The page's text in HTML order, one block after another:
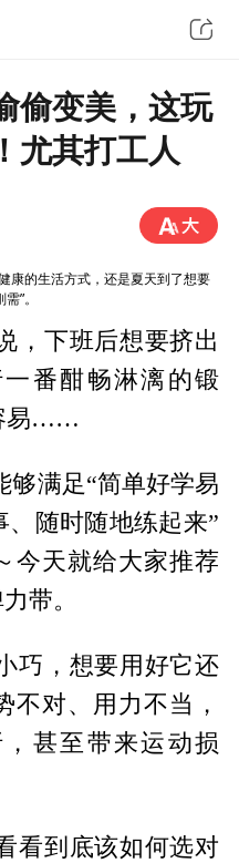
偷变美，这玩
尤其打工人
康的生活方式，还是夏天到了想要
”。
，下班后想要挤出
番酣畅淋漓的锻
易……
够满足“简单好学易
随时随地练起来”
今天就给大家推荐
带。
巧，想要用好它还
不对、用力不当，
甚至带来运动损
看到底该如何选对